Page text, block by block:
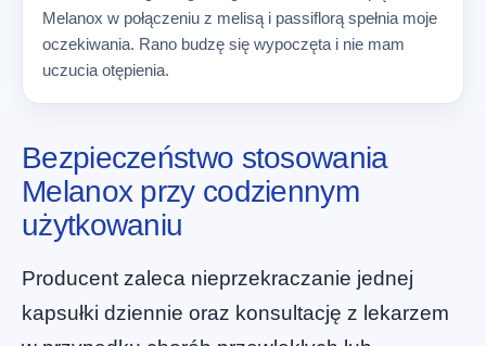
Melanox w połączeniu z melisą i passiflorą spełnia moje
oczekiwania. Rano budzę się wypoczęta i nie mam
uczucia otępienia.
Bezpieczeństwo stosowania
Melanox przy codziennym
użytkowaniu
Producent zaleca nieprzekraczanie jednej
kapsułki dziennie oraz konsultację z lekarzem